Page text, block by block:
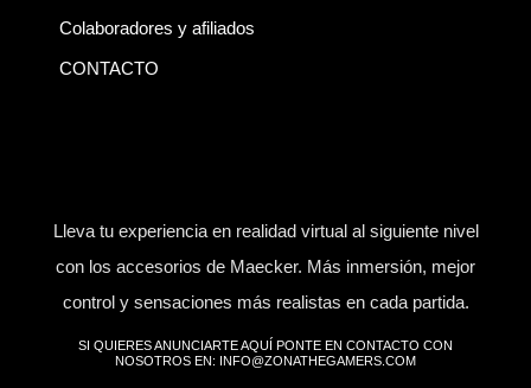
Colaboradores y afiliados
CONTACTO
Lleva tu experiencia en realidad virtual al siguiente nivel
con los accesorios de Maecker. Más inmersión, mejor
control y sensaciones más realistas en cada partida.
SI QUIERES ANUNCIARTE AQUÍ PONTE EN CONTACTO CON
NOSOTROS EN: INFO@ZONATHEGAMERS.COM